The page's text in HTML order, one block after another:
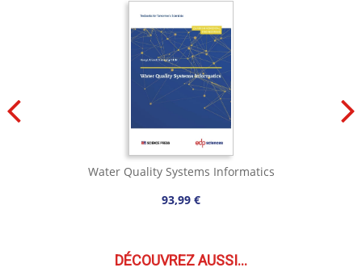
Water Quality Systems Informatics
93,99 €
DÉCOUVREZ AUSSI...